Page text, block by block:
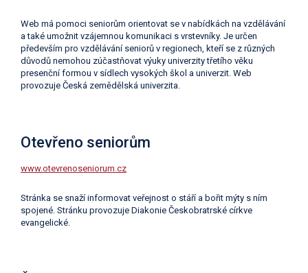
Web má pomoci seniorům orientovat se v nabídkách na vzdělávání
a také umožnit vzájemnou komunikaci s vrstevníky. Je určen
především pro vzdělávání seniorů v regionech, kteří se z různých
důvodů nemohou zúčastňovat výuky univerzity třetího věku
presenční formou v sídlech vysokých škol a univerzit. Web
provozuje Česká zemědělská univerzita.
Otevřeno seniorům
www.otevrenoseniorum.cz
Stránka se snaží informovat veřejnost o stáří a bořit mýty s ním
spojené. Stránku provozuje Diakonie Českobratrské církve
evangelické.